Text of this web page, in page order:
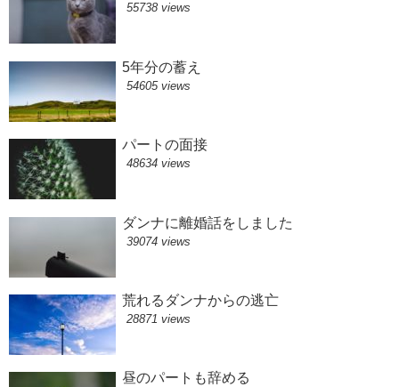
55738 views
5年分の蓄え
54605 views
パートの面接
48634 views
ダンナに離婚話をしました
39074 views
荒れるダンナからの逃亡
28871 views
昼のパートも辞める